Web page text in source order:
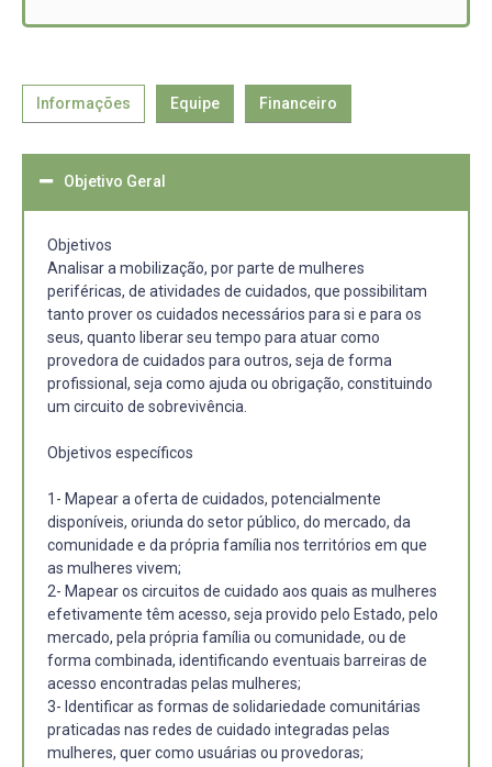
Informações Equipe Financeiro
Objetivo Geral
Objetivos
Analisar a mobilização, por parte de mulheres
periféricas, de atividades de cuidados, que possibilitam
tanto prover os cuidados necessários para si e para os
seus, quanto liberar seu tempo para atuar como
provedora de cuidados para outros, seja de forma
profissional, seja como ajuda ou obrigação, constituindo
um circuito de sobrevivência.
Objetivos específicos
1- Mapear a oferta de cuidados, potencialmente
disponíveis, oriunda do setor público, do mercado, da
comunidade e da própria família nos territórios em que
as mulheres vivem;
2- Mapear os circuitos de cuidado aos quais as mulheres
efetivamente têm acesso, seja provido pelo Estado, pelo
mercado, pela própria família ou comunidade, ou de
forma combinada, identificando eventuais barreiras de
acesso encontradas pelas mulheres;
3- Identificar as formas de solidariedade comunitárias
praticadas nas redes de cuidado integradas pelas
mulheres, quer como usuárias ou provedoras;